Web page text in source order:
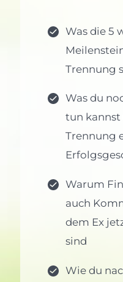
Was die 5
Trennung
Was du
tun kannst
Trennung
Warum
auch
dem Ex
sind
Wie du